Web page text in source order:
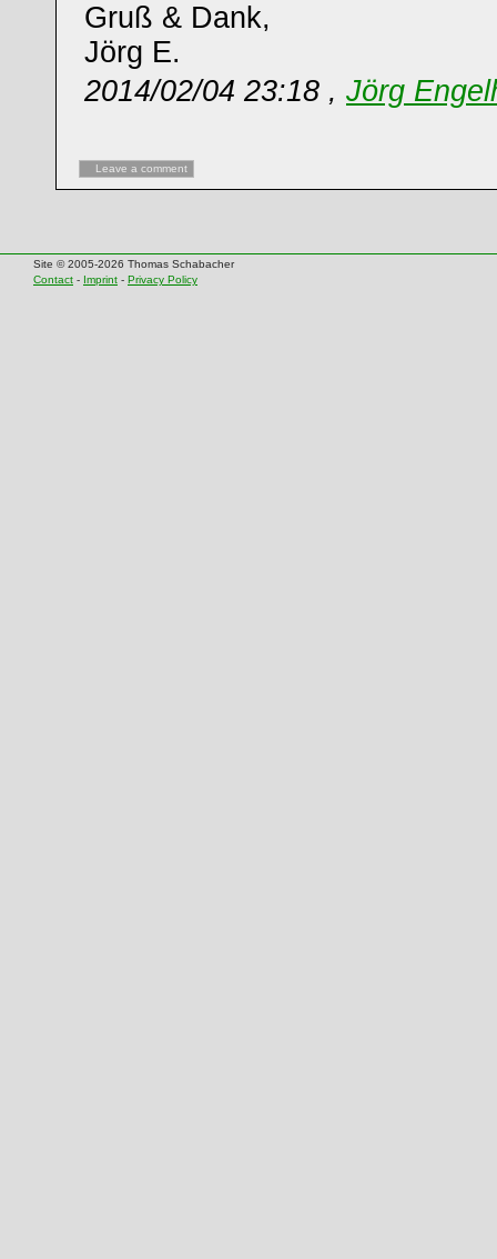
Gruß & Dank,
Jörg E.
2014/02/04 23:18 , Jörg
Leave a comment
Site © 2005-2026 Thomas Schabacher
Contact - Imprint - Privacy Policy